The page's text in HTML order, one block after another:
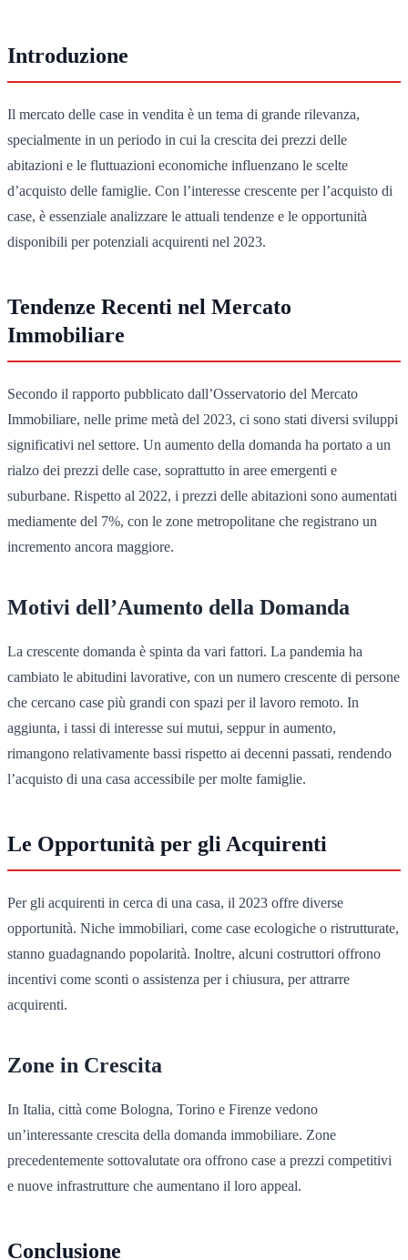
Introduzione
Il mercato delle case in vendita è un tema di grande rilevanza,
specialmente in un periodo in cui la crescita dei prezzi delle
abitazioni e le fluttuazioni economiche influenzano le scelte
d’acquisto delle famiglie. Con l’interesse crescente per l’acquisto di
case, è essenziale analizzare le attuali tendenze e le opportunità
disponibili per potenziali acquirenti nel 2023.
Tendenze Recenti nel Mercato
Immobiliare
Secondo il rapporto pubblicato dall’Osservatorio del Mercato
Immobiliare, nelle prime metà del 2023, ci sono stati diversi sviluppi
significativi nel settore. Un aumento della domanda ha portato a un
rialzo dei prezzi delle case, soprattutto in aree emergenti e
suburbane. Rispetto al 2022, i prezzi delle abitazioni sono aumentati
mediamente del 7%, con le zone metropolitane che registrano un
incremento ancora maggiore.
Motivi dell’Aumento della Domanda
La crescente domanda è spinta da vari fattori. La pandemia ha
cambiato le abitudini lavorative, con un numero crescente di persone
che cercano case più grandi con spazi per il lavoro remoto. In
aggiunta, i tassi di interesse sui mutui, seppur in aumento,
rimangono relativamente bassi rispetto ai decenni passati, rendendo
l’acquisto di una casa accessibile per molte famiglie.
Le Opportunità per gli Acquirenti
Per gli acquirenti in cerca di una casa, il 2023 offre diverse
opportunità. Niche immobiliari, come case ecologiche o ristrutturate,
stanno guadagnando popolarità. Inoltre, alcuni costruttori offrono
incentivi come sconti o assistenza per i chiusura, per attrarre
acquirenti.
Zone in Crescita
In Italia, città come Bologna, Torino e Firenze vedono
un’interessante crescita della domanda immobiliare. Zone
precedentemente sottovalutate ora offrono case a prezzi competitivi
e nuove infrastrutture che aumentano il loro appeal.
Conclusione